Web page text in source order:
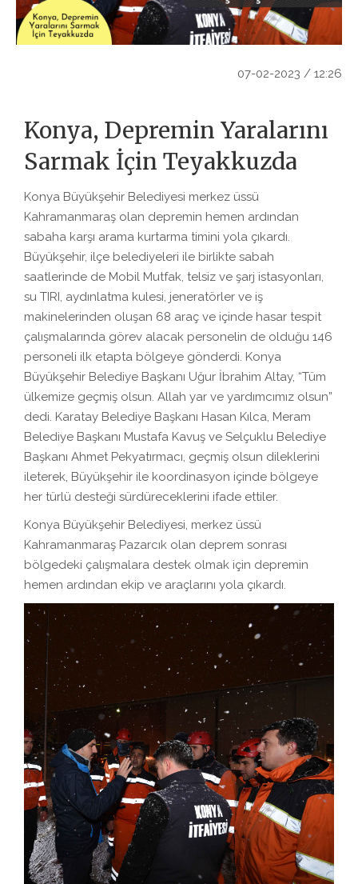
07-02-2023 / 12:26
Konya, Depremin Yaralarını
Sarmak İçin Teyakkuzda
Konya Büyükşehir Belediyesi merkez üssü
Kahramanmaraş olan depremin hemen ardından
sabaha karşı arama kurtarma timini yola çıkardı.
Büyükşehir, ilçe belediyeleri ile birlikte sabah
saatlerinde de Mobil Mutfak, telsiz ve şarj istasyonları,
su TIRI, aydınlatma kulesi, jeneratörler ve iş
makinelerinden oluşan 68 araç ve içinde hasar tespit
çalışmalarında görev alacak personelin de olduğu 146
personeli ilk etapta bölgeye gönderdi. Konya
Büyükşehir Belediye Başkanı Uğur İbrahim Altay, “Tüm
ülkemize geçmiş olsun. Allah yar ve yardımcımız olsun”
dedi. Karatay Belediye Başkanı Hasan Kılca, Meram
Belediye Başkanı Mustafa Kavuş ve Selçuklu Belediye
Başkanı Ahmet Pekyatırmacı, geçmiş olsun dileklerini
ileterek, Büyükşehir ile koordinasyon içinde bölgeye
her türlü desteği sürdüreceklerini ifade ettiler.
Konya Büyükşehir Belediyesi, merkez üssü
Kahramanmaraş Pazarcık olan deprem sonrası
bölgedeki çalışmalara destek olmak için depremin
hemen ardından ekip ve araçlarını yola çıkardı.